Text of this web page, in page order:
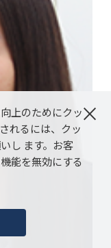
上のためにクッ
れるには、クッ
し ます。お客
能を無効にする
×